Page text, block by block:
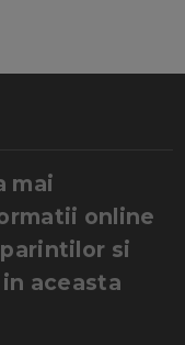
mai
online
si
aceasta